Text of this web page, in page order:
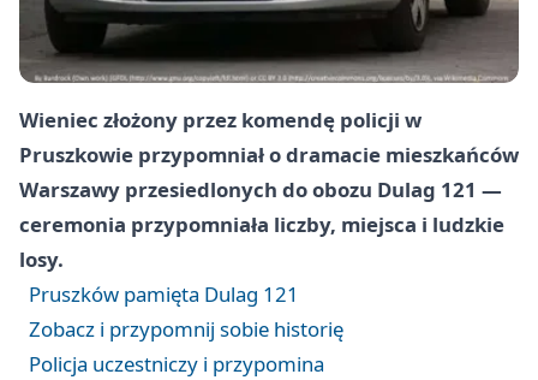
Wieniec złożony przez komendę policji w
Pruszkowie przypomniał o dramacie mieszkańców
Warszawy przesiedlonych do obozu Dulag 121 —
ceremonia przypomniała liczby, miejsca i ludzkie
losy.
Pruszków pamięta Dulag 121
Zobacz i przypomnij sobie historię
Policja uczestniczy i przypomina